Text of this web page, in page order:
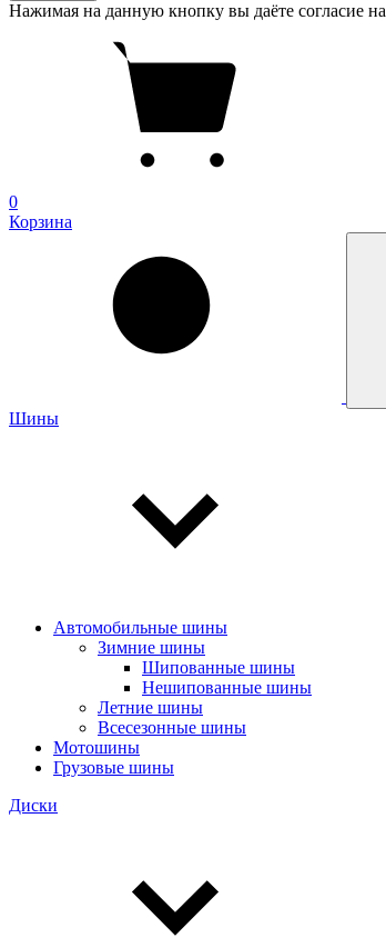
Нажимая на данную кнопку вы даёте согласие на
0
Корзина
Шины
Автомобильные шины
Зимние шины
Шипованные шины
Нешипованные шины
Летние шины
Всесезонные шины
Мотошины
Грузовые шины
Диски